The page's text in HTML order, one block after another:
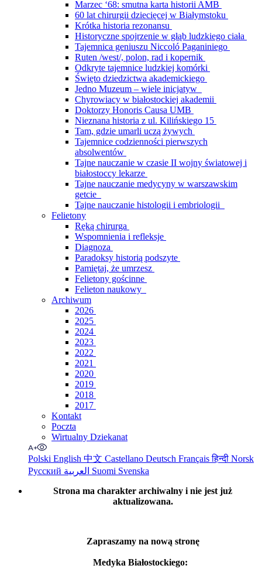
Marzec ‘68: smutna karta historii AMB
60 lat chirurgii dziecięcej w Białymstoku
Krótka historia rezonansu
Historyczne spojrzenie w głąb ludzkiego ciała
Tajemnica geniuszu Niccoló Paganiniego
Ruten /west/, polon, rad i kopernik
Odkryte tajemnice ludzkiej komórki
Święto dziedzictwa akademickiego
Jedno Muzeum – wiele inicjatyw
Chyrowiacy w białostockiej akademii
Doktorzy Honoris Causa UMB
Nieznana historia z ul. Kilińskiego 15
Tam, gdzie umarli uczą żywych
Tajemnice codzienności pierwszych
absolwentów
Tajne nauczanie w czasie II wojny światowej i
białostoccy lekarze
Tajne nauczanie medycyny w warszawskim
getcie
Tajne nauczanie histologii i embriologii
Felietony
Ręką chirurga
Wspomnienia i refleksje
Diagnoza
Paradoksy historią podszyte
Pamiętaj, że umrzesz
Felietony gościnne
Felieton naukowy
Archiwum
2026
2025
2024
2023
2022
2021
2020
2019
2018
2017
Kontakt
Poczta
Wirtualny Dziekanat
Polski English 中文 Castellano Deutsch Françaisहिन्दी Norsk
Русский
Suomi Svenska
Strona ma charakter archiwalny i nie jest już
aktualizowana.
Zapraszamy na nową stronę
Medyka Białostockiego: